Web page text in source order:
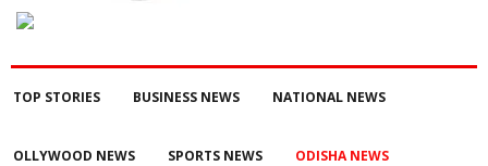
TOP STORIES BUSINESS NEWS NATIONAL NEWS
OLLYWOOD NEWS SPORTS NEWS ODISHA NEWS